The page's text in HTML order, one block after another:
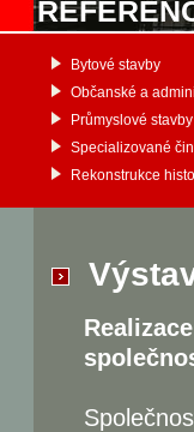
Bytové stavby
Občanské a
Průmyslové stavby
Specializované
Rekonstrukce